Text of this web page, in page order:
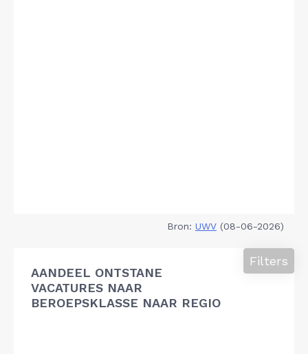
Bron: UWV (08-06-2026)
AANDEEL ONTSTANE
VACATURES NAAR
BEROEPSKLASSE NAAR REGIO
Filters